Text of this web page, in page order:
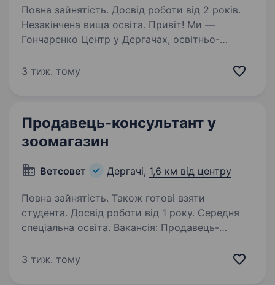
Повна зайнятість. Досвід роботи від 2 років.
Незакінчена вища освіта. Привіт! Ми —
Гончаренко Центр у Дергачах, освітньо-
атмосфера для розвитку, навчання
3 тиж. тому
Продавець-консультант у
зоомагазин
Ветсовет Дергачі, 1,6 км від центру
Повна зайнятість. Також готові взяти
студента. Досвід роботи від 1 року. Середня
спеціальна освіта. Вакансія: Продавець-
Дергачі (район залізничного вокзалу)Компанія
3 тиж. тому